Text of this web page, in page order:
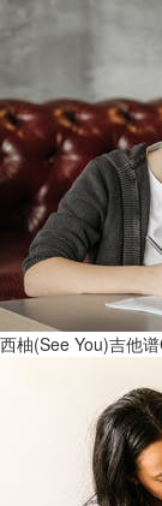
西柚(See You)吉他